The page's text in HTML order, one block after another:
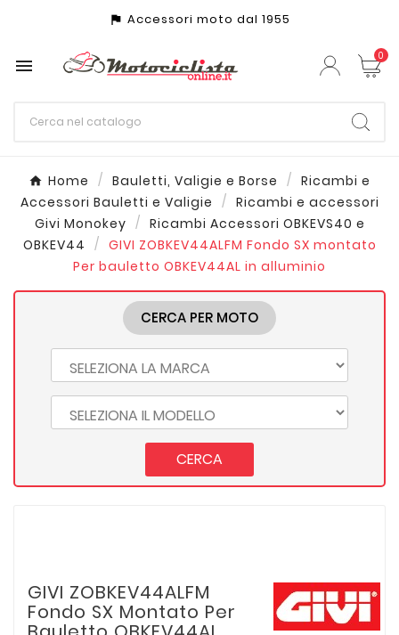
assistant_photo Accessori moto dal 1955
 0
Home Bauletti, Valigie e Borse
Ricambi e
Accessori Bauletti e Valigie
Ricambi e accessori
Givi Monokey
Ricambi Accessori OBKEVS40 e
OBKEV44
GIVI ZOBKEV44ALFM Fondo SX montato
Per bauletto OBKEV44AL in alluminio
CERCA PER MOTO
CERCA
GIVI ZOBKEV44ALFM
Fondo SX Montato Per